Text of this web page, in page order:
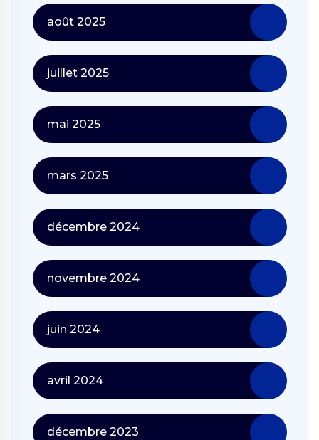
août 2025
juillet 2025
mai 2025
mars 2025
décembre 2024
novembre 2024
juin 2024
avril 2024
décembre 2023